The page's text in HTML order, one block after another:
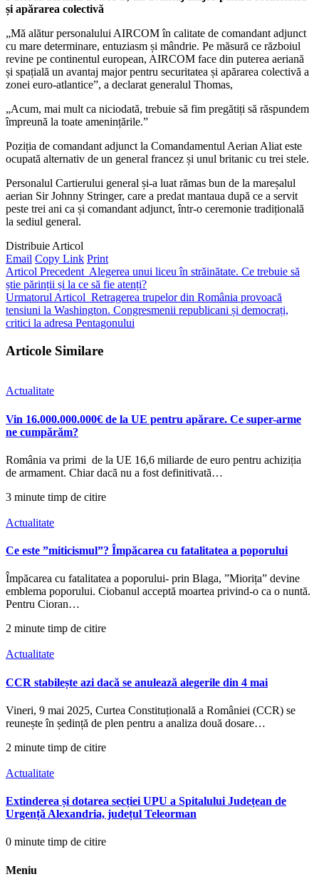
și apărarea colectivă
„Mă alătur personalului AIRCOM în calitate de comandant adjunct
cu mare determinare, entuziasm și mândrie. Pe măsură ce războiul
revine pe continentul european, AIRCOM face din puterea aeriană
și spațială un avantaj major pentru securitatea și apărarea colectivă a
zonei euro-atlantice”, a declarat generalul Thomas,
„Acum, mai mult ca niciodată, trebuie să fim pregătiți să răspundem
împreună la toate amenințările.”
Poziția de comandant adjunct la Comandamentul Aerian Aliat este
ocupată alternativ de un general francez și unul britanic cu trei stele.
Personalul Cartierului general și-a luat rămas bun de la mareșalul
aerian Sir Johnny Stringer, care a predat mantaua după ce a servit
peste trei ani ca și comandant adjunct, într-o ceremonie tradițională
la sediul general.
Distribuie Articol
Email Copy Link Print
Articol Precedent Alegerea unui liceu în străinătate. Ce trebuie să
știe părinții și la ce să fie atenți?
Urmatorul Articol Retragerea trupelor din România provoacă
tensiuni la Washington. Congresmenii republicani și democrați,
critici la adresa Pentagonului
Articole Similare
Actualitate
Vin 16.000.000.000€ de la UE pentru apărare. Ce super-arme
ne cumpărăm?
România va primi de la UE 16,6 miliarde de euro pentru achiziția
de armament. Chiar dacă nu a fost definitivată…
3 minute timp de citire
Actualitate
Ce este ”miticismul”? Împăcarea cu fatalitatea a poporului
Împăcarea cu fatalitatea a poporului- prin Blaga, ”Miorița” devine
emblema poporului. Ciobanul acceptă moartea privind-o ca o nuntă.
Pentru Cioran…
2 minute timp de citire
Actualitate
CCR stabilește azi dacă se anulează alegerile din 4 mai
Vineri, 9 mai 2025, Curtea Constituțională a României (CCR) se
reunește în ședință de plen pentru a analiza două dosare…
2 minute timp de citire
Actualitate
Extinderea și dotarea secției UPU a Spitalului Județean de
Urgență Alexandria, județul Teleorman
0 minute timp de citire
Meniu